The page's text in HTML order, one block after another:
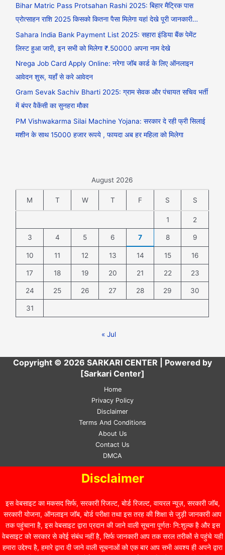
Bihar Matric Pass Protsahan Rashi 2025: बिहार मैट्रिक पास
प्रोत्साहन राशि 2025 किसको कितना पैसा मिलेगा यहां देखे पूरी जानकारी…
Sahara India Bank Payment List 2025: सहारा इंडिया बैंक पेमेंट
लिस्ट हुआ जारी, इन सभी को मिलेगा ₹.50000 अपना नाम देखे
Nrega Job Card Apply Online: नरेगा जॉब कार्ड के लिए ऑनलाइन
आवेदन शुरू, यहाँ से करे आवेदन
Gram Sevak Sachiv Bharti 2025: ग्राम सेवक और पंचायत सचिव भर्ती
में बंपर वैकेंसी का सुनहरा मौका
PM Vishwakarma Silai Machine Yojana: सरकार दे रही फ्री सिलाई
मशीन के साथ 15000 हजार रूपये , फायदा अब हर महिला को मिलेगा
August 2026
M T W T F S S
1 2
3 4 5 6 7 8 9
10 11 12 13 14 15 16
17 18 19 20 21 22 23
24 25 26 27 28 29 30
31
« Jul
Copyright © 2026 SARKARI CENTER | Powered by
[Sarkari Center]
Home
Privacy Policy
Disclaimer
Terms And Conditions
About Us
Contact Us
DMCA
Disclaimer
इस वेबसाइट का मकसद सिर्फ, सरकारी रिजल्ट, बोर्ड रिजल्ट, वायरल न्यूज़, सरकारी जॉब,
सरकारी योजना, ऑनलाइन जॉब, बोर्ड परीक्षा तथा इस तरह की शिक्षा से जुड़ी जानकारी आप
तक पहुंचाना है, इस वेबसाइट द्वारा प्रदान की जाने वाली सूचना पूर्णतः नि:शुल्क है और इस
वेबसाइट को सरकार से कोई संबंध नहीं है, सिर्फ जानकारी आप तक सरल तरीकों से पहुंचे यही
हमारा उद्देश्य है, हमारे द्वारा दी जाने वाली सूचनाओं को एक बार आप सभी अवश्य ही अपने द्वारा